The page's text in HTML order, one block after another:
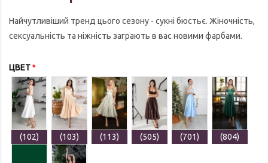
Найчутливіший тренд цього сезону - сукні бюстьє. Жіночність,
сексуальність та ніжність заграють в вас новими фарбами.
ЦВЕТ
(102) (103) (113) (505) (701) (804)